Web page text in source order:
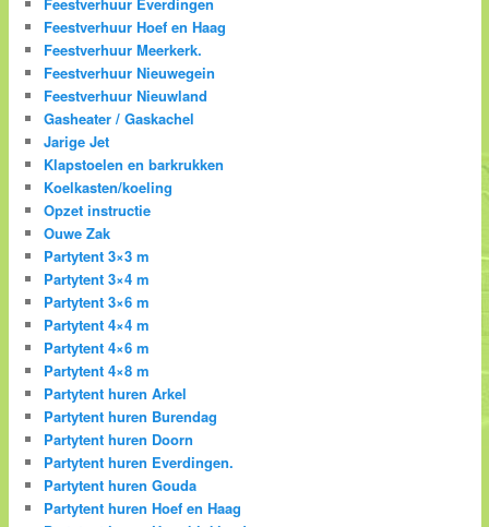
Feestverhuur Hoef en Haag
Feestverhuur Meerkerk.
Feestverhuur Nieuwegein
Feestverhuur Nieuwland
Gasheater / Gaskachel
Jarige Jet
Klapstoelen en barkrukken
Koelkasten/koeling
Opzet instructie
Ouwe Zak
Partytent 3×3 m
Partytent 3×4 m
Partytent 3×6 m
Partytent 4×4 m
Partytent 4×6 m
Partytent 4×8 m
Partytent huren Arkel
Partytent huren Burendag
Partytent huren Doorn
Partytent huren Everdingen.
Partytent huren Gouda
Partytent huren Hoef en Haag